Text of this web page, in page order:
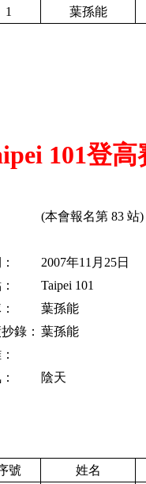
1 葉孫能
101登高
(本會報名第 83 站)
2007年11月25日
Taipei 101
葉孫能
錄： 葉孫能
陰天
號 姓名